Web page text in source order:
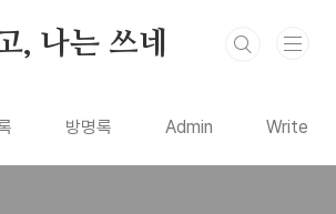
, 나는 쓰네
방명록 Admin Write